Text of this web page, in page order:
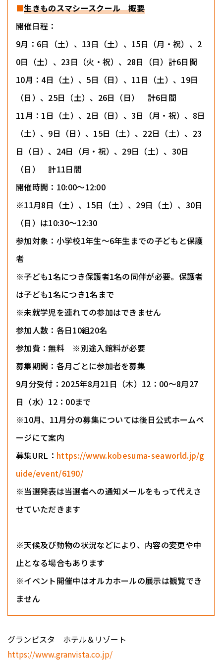
■生きものスマシースクール 概要
開催日程：
9月：6日（土）、13日（土）、15日（月・祝）、2
0日（土）、23日（火・祝）、28日（日）計6日間
10月：4日（土）、5日（日）、11日（土）、19日
（日）、25日（土）、26日（日） 計6日間
11月：1日（土）、2日（日）、3日（月・祝）、8日
（土）、9日（日）、15日（土）、22日（土）、23
日（日）、24日（月・祝）、29日（土）、30日
（日） 計11日間
開催時間：10:00～12:00
※11月8日（土）、15日（土）、29日（土）、30日
（日）は10:30～12:30
参加対象：小学校1年生～6年生までの子どもと保護
者
※子ども1名につき保護者1名の同伴が必要。保護者
は子ども1名につき1名まで
※未就学児を連れての参加はできません
参加人数：各日10組20名
参加費：無料 ※別途入館料が必要
募集期間：各月ごとに参加者を募集
9月分受付：2025年8月21日（木）12：00～8月27
日（水）12：00まで
※10月、11月分の募集については後日公式ホームペ
ージにて案内
募集URL： https://www.kobesuma-seaworld.jp/g
uide/event/6190/
※当選発表は当選者への通知メールをもって代えさ
せていただきます
※天候及び動物の状況などにより、内容の変更や中
止となる場合もあります
※イベント開催中はオルカホールの展示は観覧でき
ません
グランビスタ ホテル＆リゾート
https://www.granvista.co.jp/